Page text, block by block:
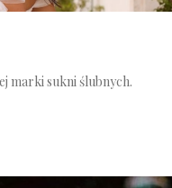
marki sukni ślubnych.